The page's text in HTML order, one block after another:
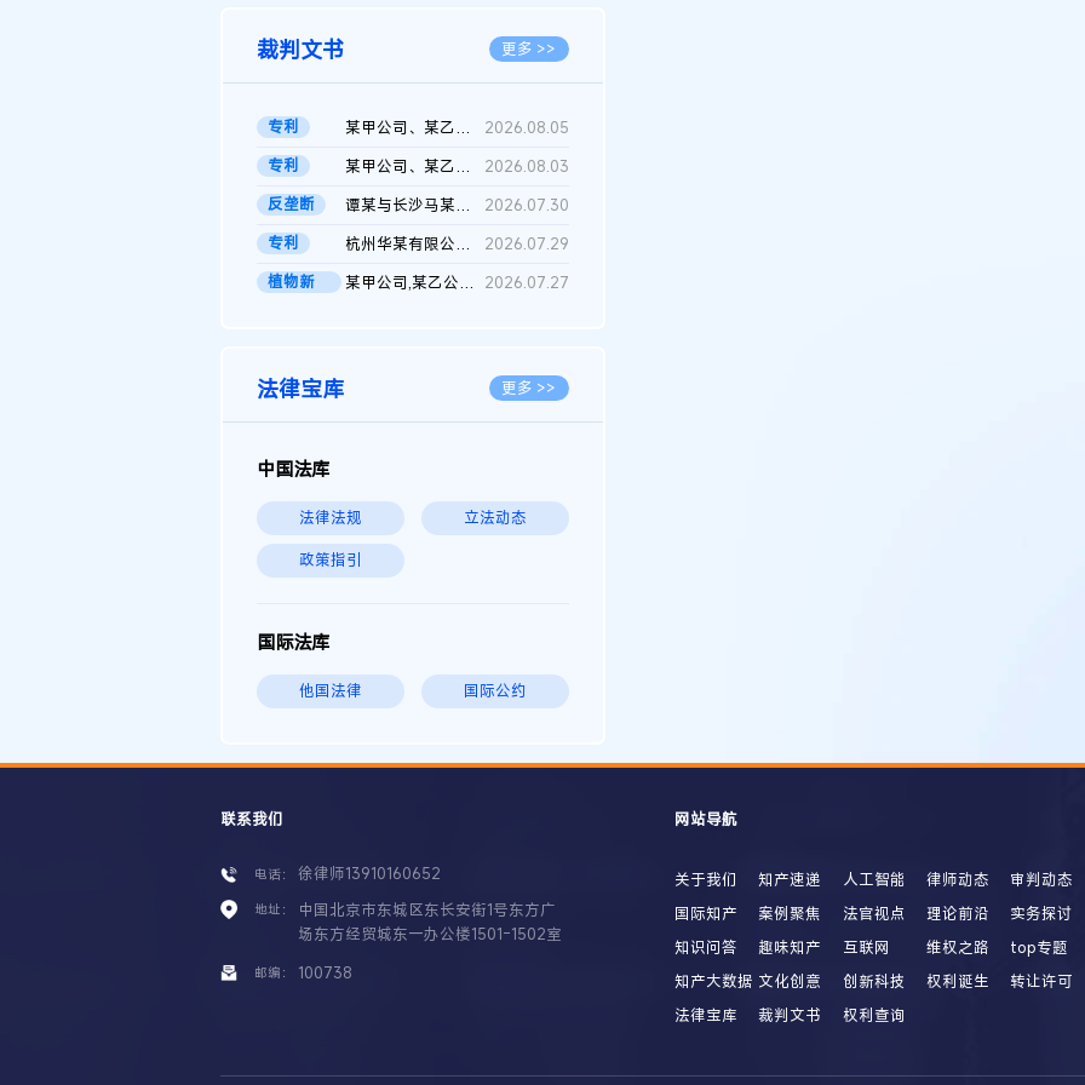
裁判文书 更多 >>
专利 某甲公司、某乙公司、某丙公司申请诉前行为保全复议裁定书
2026.08.05
专利
某甲公司、某乙公司、官某与某丙公司专利申请权权属纠纷 二审判决...
2026.08.03
反垄断
谭某与长沙马某堆农产品股份有限公司滥用市场支配地位纠纷二审裁...
2026.07.30
专利
杭州华某有限公司与菲某有限公司侵害发明专利权纠纷
2026.07.29
植物新
某甲公司,某乙公司,某门市部,某丙公司植物新品种临时保护期使用费... 2026.07.27
法律宝库 更多 >>
中国法库
法律法规 立法动态
政策指引
国际法库
他国法律 国际公约
联系我们
电话： 徐律师13910160652
地址：
中国北京市东城区东长安街1号东方广
场东方经贸城东一办公楼1501-1502室
邮编： 100738
网站导航
关于我们 知产速递 人工智能 律师动态
审判动态
国际知产
案例聚焦 法官视点 理论前沿
实务探讨
知识问答
趣味知产 互联网 维权之路
top专题
知产大数据 文化创意 创新科技 权利诞生
转让许可
法律宝库
裁判文书 权利查询